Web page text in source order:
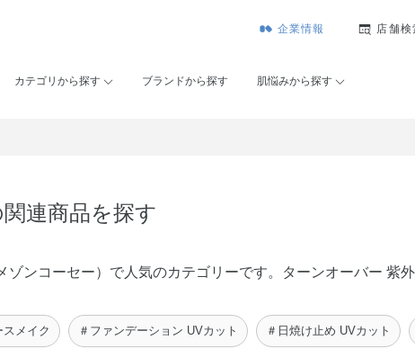
企業情報 店舗検
カテゴリから探す ブランドから探す 肌悩みから探す
連商品を探す
ゾンコーセー）で人気のカテゴリーです。ターンオーバー 紫
スメイク ＃ファンデーション UVカット ＃日焼け止め UVカット